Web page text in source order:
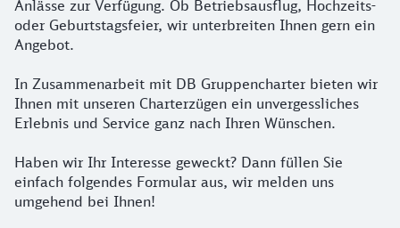
Anlässe zur Verfügung. Ob Betriebsausflug, Hochzeits-
oder Geburtstagsfeier, wir unterbreiten Ihnen gern ein
Angebot.
In Zusammenarbeit mit DB Gruppencharter bieten wir
Ihnen mit unseren Charterzügen ein unvergessliches
Erlebnis und Service ganz nach Ihren Wünschen.
Haben wir Ihr Interesse geweckt? Dann füllen Sie
einfach folgendes Formular aus, wir melden uns
umgehend bei Ihnen!